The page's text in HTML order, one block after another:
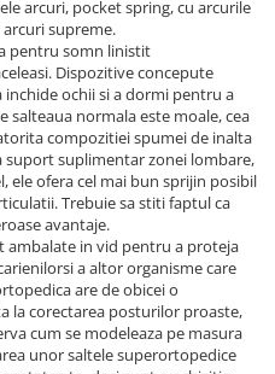
arcuri, pocket spring, cu arcurile
supreme.
pentru somn linistit
Dispozitive concepute
ochii si a dormi pentru a
salteaua normala este moale, cea
compozitiei spumei de inalta
suport suplimentar zonei lombare,
ele ofera cel mai bun sprijin posibil
Trebuie sa stiti faptul ca
avantaje.
ambalate in vid pentru a proteja
a altor organisme care
are de obicei o
la corectarea posturilor proaste,
cum se modeleaza pe masura
unor saltele superortopedice